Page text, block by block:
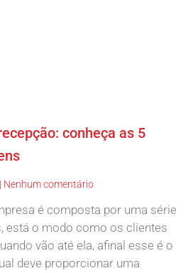
conheça as 5
Nenhum comentário
é composta por uma série
está o modo como os clientes
vão até ela, afinal esse é o
deve proporcionar uma